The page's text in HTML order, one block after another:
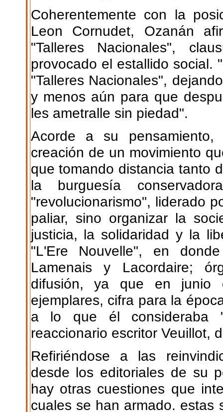
Coherentemente con la
Leon Cornudet, Ozanán
"Talleres Nacionales",
provocado el estallido social.
"Talleres Nacionales",
y menos aún para que
les ametralle sin piedad".
Acorde a su
creación de un movimiento
que tomando distancia tanto
la burguesía
"revolucionarismo", liderado
paliar, sino organizar la
justicia, la solidaridad y la
"L'Ere Nouvelle", en
Lamenais y Lacordaire;
difusión, ya que en junio
ejemplares, cifra para la
a lo que él consideraba
reaccionario escritor Veuillot,
Refiriéndose a las
desde los editoriales de su
hay otras cuestiones que
cuales se han armado. estas